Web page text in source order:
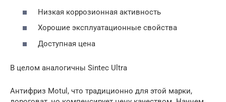
Низкая коррозионная активность
Хорошие эксплуатационные свойства
Доступная цена
В целом аналогичны Sintec Ultra
Антифриз Motul, что традиционно для этой марки,